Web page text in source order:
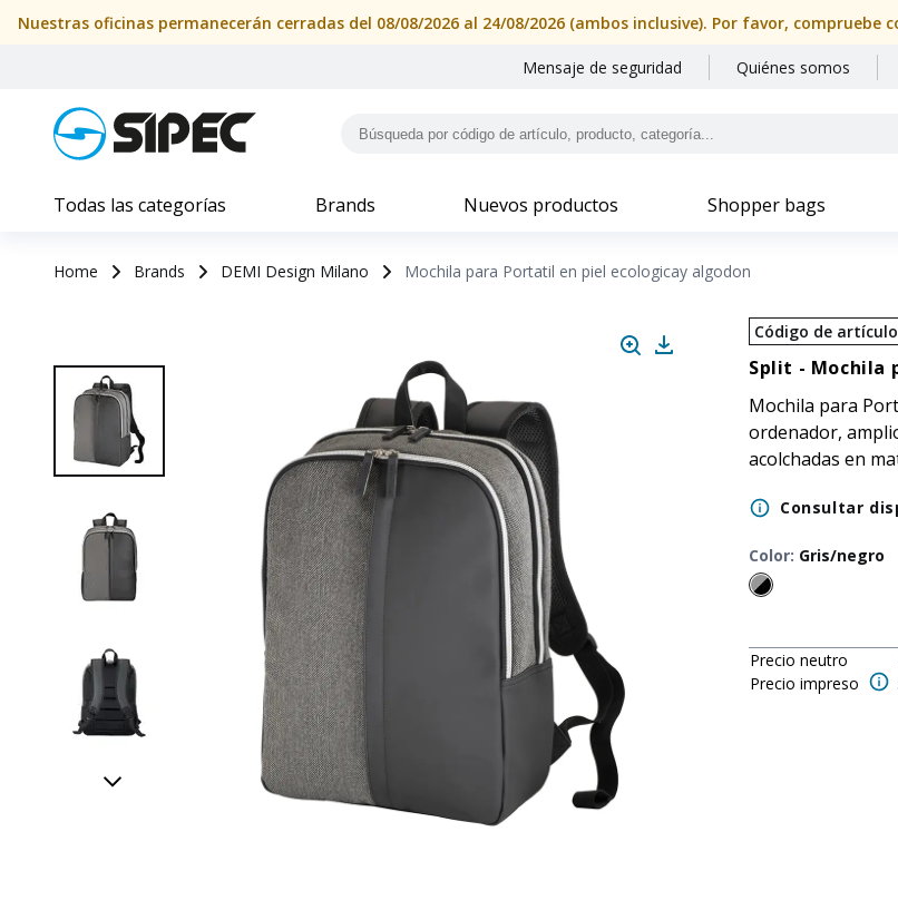
Mensaje de seguridad Quiénes somos
Todas las categorías Brands Nuevos productos Shopper bags
Home Brands DEMI Design Milano Mochila para Portatil en piel ecologicay algodon
Código de artículo
Split - Mochila
Mochila para
ordenador,
acolchadas en
Consultar
Color: Gris/negro
Precio neutro
Precio impreso
Mochila para Portatil en piel ecologicay algodon | SIPEC